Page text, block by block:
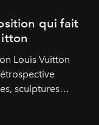
qui fait
Louis Vuitton
sculptures
l'artiste
par Frank Gehry